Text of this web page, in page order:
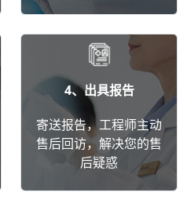
4、出具报告
寄送报告，工程师主动
售后回访，解决您的售
后疑惑